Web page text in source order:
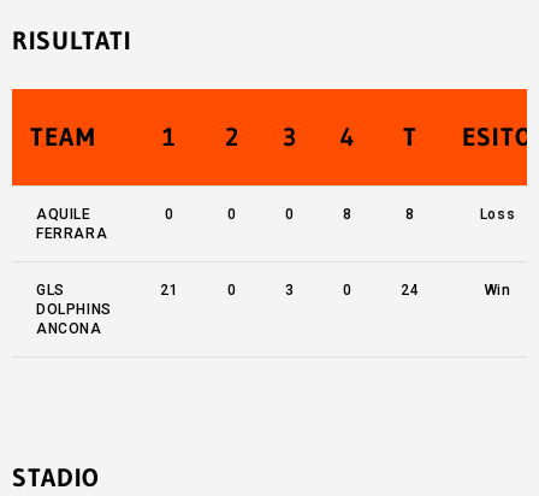
RISULTATI
TEAM 1 2 3 4 T ESITO
AQUILE
FERRARA
0 0 0 8 8 Loss
GLS
DOLPHINS
ANCONA
21 0 3 0 24 Win
STADIO